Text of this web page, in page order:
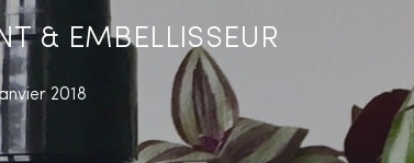
& EMBELLISSEUR
2018